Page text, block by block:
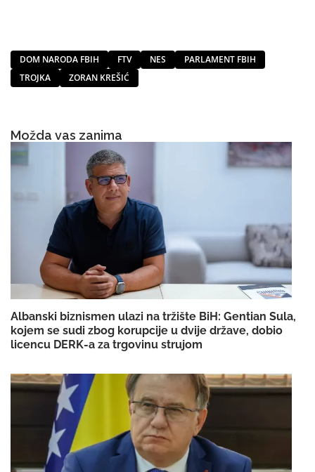
DOM NARODA FBIH FTV NES
PARLAMENT FBIH
TROJKA
ZORAN KREŠIĆ
Možda vas zanima
Albanski biznismen ulazi na tržište BiH: Gentian Sula,
kojem se sudi zbog korupcije u dvije države, dobio
licencu DERK-a za trgovinu strujom